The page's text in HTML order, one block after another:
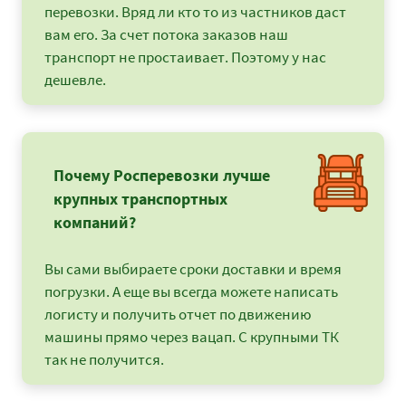
перевозки. Вряд ли кто то из частников даст
вам его. За счет потока заказов наш
транспорт не простаивает. Поэтому у нас
дешевле.
Почему Росперевозки лучше
крупных транспортных
компаний?
Вы сами выбираете сроки доставки и время
погрузки. А еще вы всегда можете написать
логисту и получить отчет по движению
машины прямо через вацап. С крупными ТК
так не получится.